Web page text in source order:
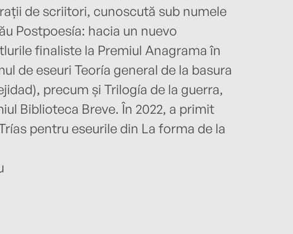
de scriitori, cunoscută sub numele
Postpoesía: hacia un nuevo
finaliste la Premiul Anagrama în
de eseuri Teoría general de la basura
precum și Trilogía de la guerra,
Biblioteca Breve. În 2022, a primit
pentru eseurile din La forma de la